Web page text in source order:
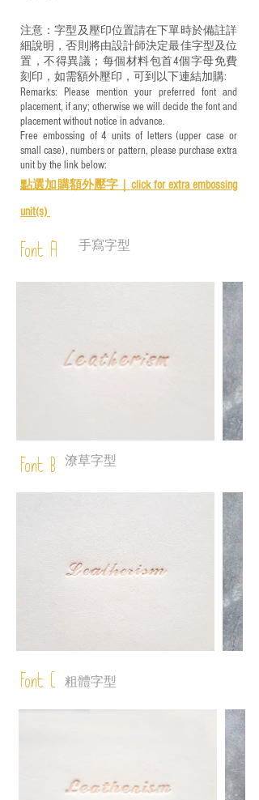
注意：字型及壓印位置請在下單時於備註詳
細說明，否則將由設計師決定最佳字型及位
置，不得異議；每個材料包首4個字母免費
刻印，如需額外壓印，可到以下連結加購:
Remarks: Please mention your preferred font and
placement, if any; otherwise we will decide the font and
placement without notice in advance.
Free embossing of 4 units of letters (upper case or
small case), numbers or pattern, please purchase extra
unit by the link below:
點選加購額外壓字｜ click for extra embossing
unit(s)
Font A 手寫字型
Font B 潦草字型
Font C 粗體字型